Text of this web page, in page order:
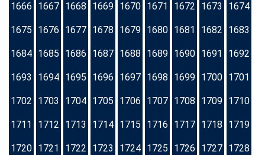
1666 1667 1668 1669 1670 1671 1672 1673 1674
1675 1676 1677 1678 1679 1680 1681 1682 1683
1684 1685 1686 1687 1688 1689 1690 1691 1692
1693 1694 1695 1696 1697 1698 1699 1700 1701
1702 1703 1704 1705 1706 1707 1708 1709 1710
1711 1712 1713 1714 1715 1716 1717 1718 1719
1720 1721 1722 1723 1724 1725 1726 1727 1728